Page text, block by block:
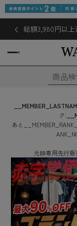
総額3,980円以
ク:
あと
元帥専用先行